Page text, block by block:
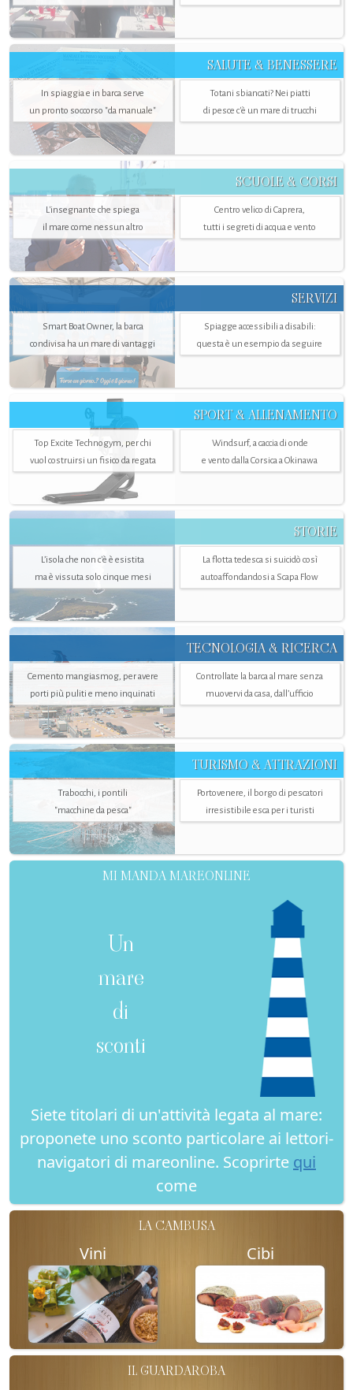
SALUTE & BENESSERE
In spiaggia e in barca serve
un pronto soccorso "da manuale"
Totani sbiancati? Nei piatti
di pesce c'è un mare di trucchi
SCUOLE & CORSI
L'insegnante che spiega
il mare come nessun altro
Centro velico di Caprera,
tutti i segreti di acqua e vento
SERVIZI
Smart Boat Owner, la barca
condivisa ha un mare di vantaggi
Spiagge accessibili a disabili:
questa è un esempio da seguire
SPORT & ALLENAMENTO
Top Excite Technogym, per chi
vuol costruirsi un fisico da regata
Windsurf, a caccia di onde
e vento dalla Corsica a Okinawa
STORIE
L’isola che non c'è è esistita
ma è vissuta solo cinque mesi
La flotta tedesca si suicidò così
autoaffondandosi a Scapa Flow
TECNOLOGIA & RICERCA
Cemento mangiasmog, per avere
porti più puliti e meno inquinati
Controllate la barca al mare senza
muovervi da casa, dall’ufficio
TURISMO & ATTRAZIONI
Trabocchi, i pontili
"macchine da pesca"
Portovenere, il borgo di pescatori
irresistibile esca per i turisti
MI MANDA MAREONLINE
Un
mare
di
sconti
Siete titolari di un'attività legata al mare:
proponete uno sconto particolare ai lettori-
navigatori di mareonline. Scoprirte qui
come
LA CAMBUSA
Vini Cibi
IL GUARDAROBA